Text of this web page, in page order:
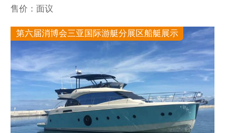
售价：面议
第六届消博会三亚国际游艇分展区船艇展示